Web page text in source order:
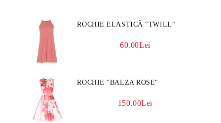
ROCHIE ELASTICĂ "TWILL"
60.00Lei
ROCHIE "BALZA ROSE"
150.00Lei